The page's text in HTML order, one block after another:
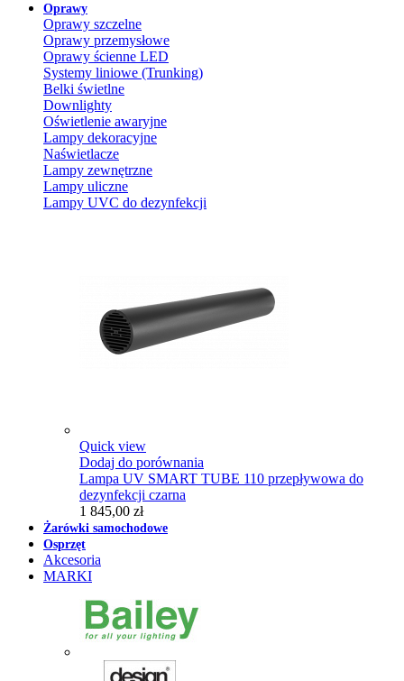
Oprawy
Oprawy szczelne
Oprawy przemysłowe
Oprawy ścienne LED
Systemy liniowe (Trunking)
Belki świetlne
Downlighty
Oświetlenie awaryjne
Lampy dekoracyjne
Naświetlacze
Lampy zewnętrzne
Lampy uliczne
Lampy UVC do dezynfekcji
Quick view
Dodaj do porównania
Lampa UV SMART TUBE 110 przepływowa do
dezynfekcji czarna
1 845,00 zł
Żarówki samochodowe
Osprzęt
Akcesoria
MARKI